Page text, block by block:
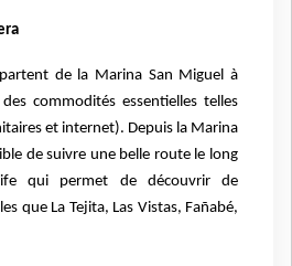
de la Marina San Miguel à
commodités essentielles telles
et internet). Depuis la Marina
de suivre une belle route le long
qui permet de découvrir de
que La Tejita, Las Vistas, Fañabé,